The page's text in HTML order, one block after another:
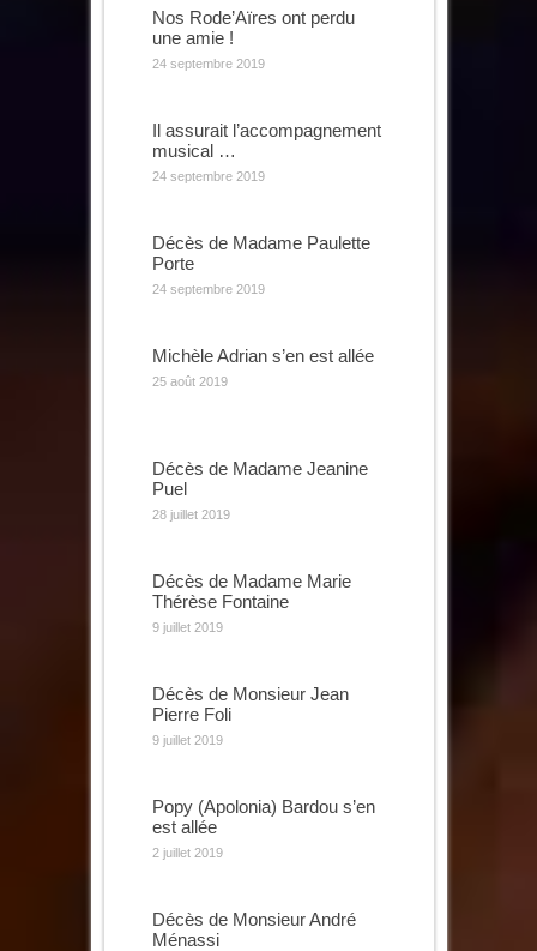
Nos Rode’Aïres ont perdu
une amie !
24 septembre 2019
Il assurait l’accompagnement
musical …
24 septembre 2019
Décès de Madame Paulette
Porte
24 septembre 2019
Michèle Adrian s’en est allée
25 août 2019
Décès de Madame Jeanine
Puel
28 juillet 2019
Décès de Madame Marie
Thérèse Fontaine
9 juillet 2019
Décès de Monsieur Jean
Pierre Foli
9 juillet 2019
Popy (Apolonia) Bardou s’en
est allée
2 juillet 2019
Décès de Monsieur André
Ménassi